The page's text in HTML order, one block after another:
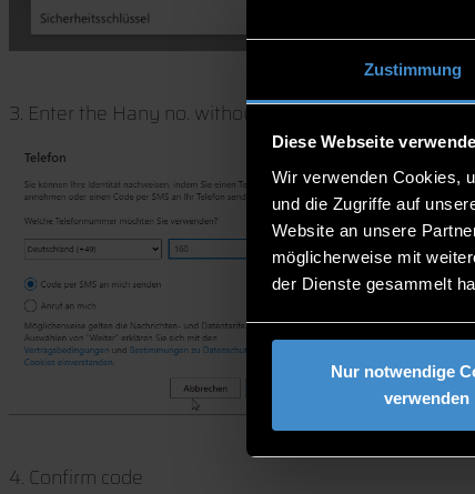
Zustimmung
Diese Webseite
Wir verwenden Cookies,
und die Zugriffe auf
Website an unsere
möglicherweise mit
der Dienste gesammelt
Nur notwendige
verwenden
3. Enter the Hany no. without leading 0 and select
4. Confirm code